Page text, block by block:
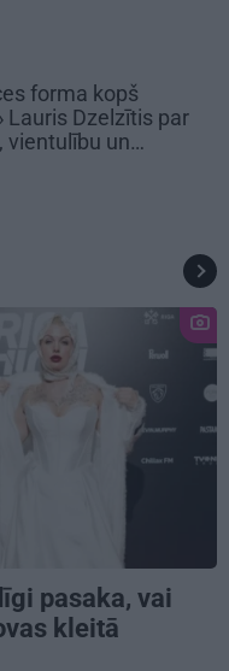
forma kopš
Lauris Dzelzītis par
vientulību un
pasaka, vai
kleitā